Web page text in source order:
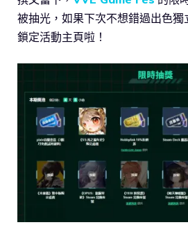
被抽光，如果下次不想錯過出色
鎖定活動主頁啦！